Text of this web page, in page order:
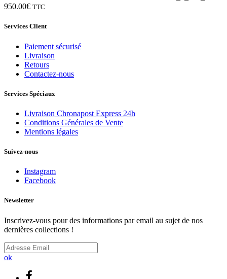
950.00€ TTC
Services Client
Paiement sécurisé
Livraison
Retours
Contactez-nous
Services Spéciaux
Livraison Chronapost Express 24h
Conditions Générales de Vente
Mentions légales
Suivez-nous
Instagram
Facebook
Newsletter
Inscrivez-vous pour des informations par email au sujet de nos
dernières collections !
ok